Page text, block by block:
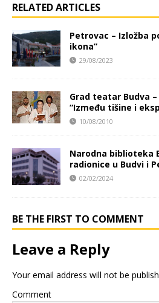
RELATED ARTICLES
Petrovac – Izložba
ikona”
29/08/2023
Grad teatar Budva
“Između tišine i
10/08/2010
Narodna biblioteka
radionice u Budvi i
02/02/2024
BE THE FIRST TO COMMENT
Leave a Reply
Your email address will not be
Comment